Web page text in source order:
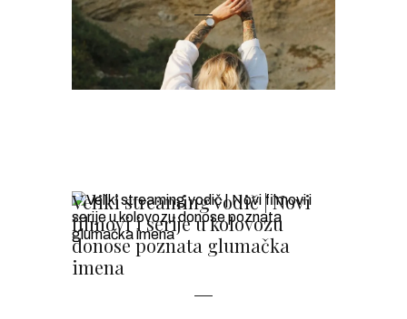
Veliki streaming vodič | Novi
filmovi i serije u kolovozu
donose poznata glumačka
imena